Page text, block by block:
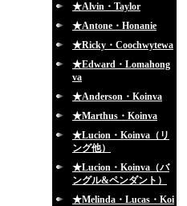
★Alvin・Taylor
★Antone・Honanie
★Ricky・Coochwytewa
★Edward・Lomahong
va
★Anderson・Koinva
★Marthus・Koinva
★Lucion・Koinva（リ
ング他）
★Lucion・Koinva（バ
ングル&ペンダント）
★Melinda・Lucas・Koi